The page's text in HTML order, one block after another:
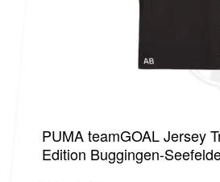
PUMA teamGOAL Jersey
Edition Buggingen-